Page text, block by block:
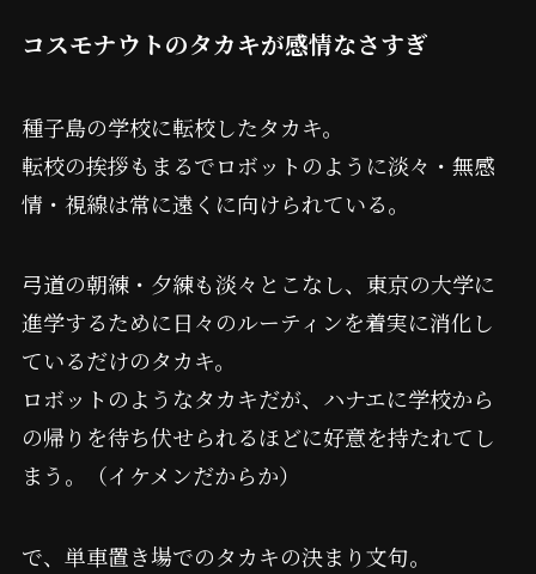
コスモナウトのタカキが感情なさすぎ
種子島の学校に転校したタカキ。
転校の挨拶もまるでロボットのように淡々・無感
情・視線は常に遠くに向けられている。
弓道の朝練・夕練も淡々とこなし、東京の大学に
進学するために日々のルーティンを着実に消化し
ているだけのタカキ。
ロボットのようなタカキだが、ハナエに学校から
の帰りを待ち伏せられるほどに好意を持たれてし
まう。（イケメンだからか）
で、単車置き場でのタカキの決まり文句。